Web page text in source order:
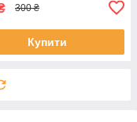
300 ₴
Купити